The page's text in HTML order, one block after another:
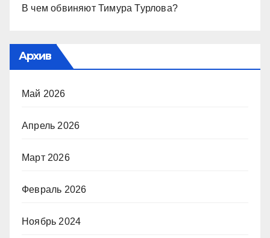
В чем обвиняют Тимура Турлова?
Архив
Май 2026
Апрель 2026
Март 2026
Февраль 2026
Ноябрь 2024